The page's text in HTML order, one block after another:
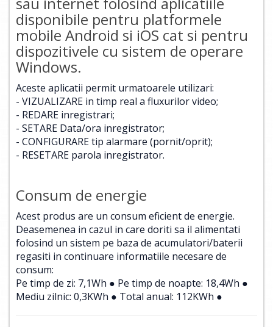
disponibile pentru platformele
mobile Android si iOS cat si pentru
dispozitivele cu sistem de operare
Windows.
Aceste aplicatii permit urmatoarele utilizari:
- VIZUALIZARE in timp real a fluxurilor video;
- REDARE inregistrari;
- SETARE Data/ora inregistrator;
- CONFIGURARE tip alarmare (pornit/oprit);
- RESETARE parola inregistrator.
Consum de energie
Acest produs are un consum eficient de energie.
Deasemenea in cazul in care doriti sa il alimentati
folosind un sistem pe baza de acumulatori/baterii
regasiti in continuare informatiile necesare de
consum:
Pe timp de zi: 7,1Wh ● Pe timp de noapte: 18,4Wh ●
Mediu zilnic: 0,3KWh ● Total anual: 112KWh ●